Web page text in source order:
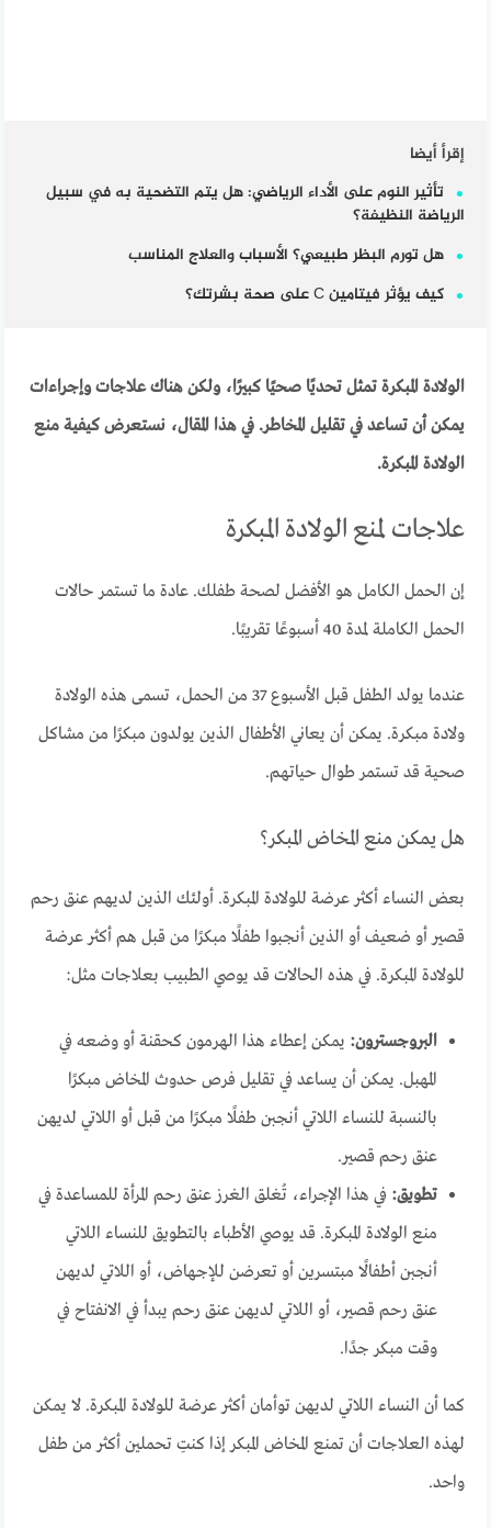
إقرأ أيضا
تأثير النوم على الأداء الرياضي: هل يتم التضحية به في سبيل
الرياضة النظيفة؟
هل تورم البظر طبيعي؟ الأسباب والعلاج المناسب
كيف يؤثر فيتامين C على صحة بشرتك؟
الولادة المبكرة تمثل تحديًا صحيًا كبيرًا، ولكن هناك علاجات وإجراءات
يمكن أن تساعد في تقليل المخاطر. في هذا المقال، نستعرض كيفية منع
الولادة المبكرة.
علاجات لمنع الولادة المبكرة
إن الحمل الكامل هو الأفضل لصحة طفلك. عادة ما تستمر حالات
الحمل الكاملة لمدة 40 أسبوعًا تقريبًا.
عندما يولد الطفل قبل الأسبوع 37 من الحمل، تسمى هذه الولادة
ولادة مبكرة. يمكن أن يعاني الأطفال الذين يولدون مبكرًا من مشاكل
صحية قد تستمر طوال حياتهم.
هل يمكن منع المخاض المبكر؟
بعض النساء أكثر عرضة للولادة المبكرة. أولئك الذين لديهم عنق رحم
قصير أو ضعيف أو الذين أنجبوا طفلًا مبكرًا من قبل هم أكثر عرضة
للولادة المبكرة. في هذه الحالات قد يوصي الطبيب بعلاجات مثل:
البروجسترون: يمكن إعطاء هذا الهرمون كحقنة أو وضعه في
المهبل. يمكن أن يساعد في تقليل فرص حدوث المخاض مبكرًا
بالنسبة للنساء اللاتي أنجبن طفلًا مبكرًا من قبل أو اللاتي لديهن
عنق رحم قصير.
تطويق: في هذا الإجراء، تُغلق الغرز عنق رحم المرأة للمساعدة في
منع الولادة المبكرة. قد يوصي الأطباء بالتطويق للنساء اللاتي
أنجبن أطفالًا مبتسرين أو تعرضن للإجهاض، أو اللاتي لديهن
عنق رحم قصير، أو اللاتي لديهن عنق رحم يبدأ في الانفتاح في
وقت مبكر جدًا.
كما أن النساء اللاتي لديهن توأمان أكثر عرضة للولادة المبكرة. لا يمكن
لهذه العلاجات أن تمنع المخاض المبكر إذا كنتِ تحملين أكثر من طفل
واحد.